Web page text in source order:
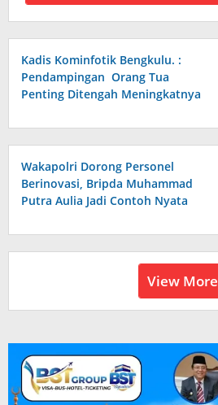
Kadis Kominfotik Bengkulu. :
Pendampingan Orang Tua
Penting Ditengah Meningkatnya
Wakapolri Dorong Personel
Berinovasi, Bripda Muhammad
Putra Aulia Jadi Contoh Nyata
View More